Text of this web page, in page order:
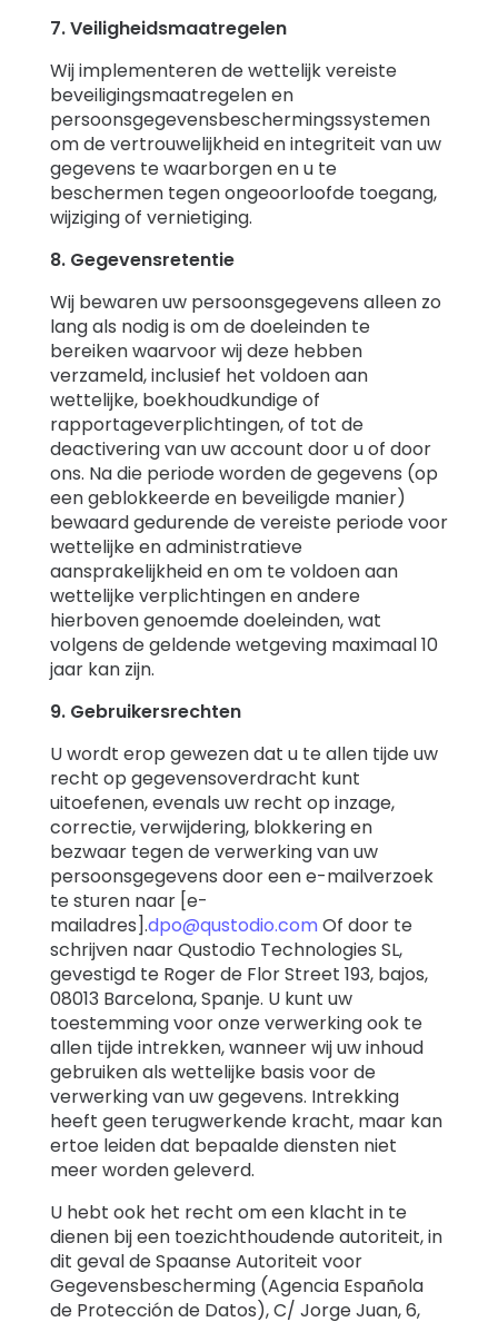
7. Veiligheidsmaatregelen
Wij implementeren de wettelijk vereiste
beveiligingsmaatregelen en
persoonsgegevensbeschermingssystemen
om de vertrouwelijkheid en integriteit van uw
gegevens te waarborgen en u te
beschermen tegen ongeoorloofde toegang,
wijziging of vernietiging.
8. Gegevensretentie
Wij bewaren uw persoonsgegevens alleen zo
lang als nodig is om de doeleinden te
bereiken waarvoor wij deze hebben
verzameld, inclusief het voldoen aan
wettelijke, boekhoudkundige of
rapportageverplichtingen, of tot de
deactivering van uw account door u of door
ons. Na die periode worden de gegevens (op
een geblokkeerde en beveiligde manier)
bewaard gedurende de vereiste periode voor
wettelijke en administratieve
aansprakelijkheid en om te voldoen aan
wettelijke verplichtingen en andere
hierboven genoemde doeleinden, wat
volgens de geldende wetgeving maximaal 10
jaar kan zijn.
9. Gebruikersrechten
U wordt erop gewezen dat u te allen tijde uw
recht op gegevensoverdracht kunt
uitoefenen, evenals uw recht op inzage,
correctie, verwijdering, blokkering en
bezwaar tegen de verwerking van uw
persoonsgegevens door een e-mailverzoek
te sturen naar [e-
mailadres].dpo@qustodio.com Of door te
schrijven naar Qustodio Technologies SL,
gevestigd te Roger de Flor Street 193, bajos,
08013 Barcelona, ​​Spanje. U kunt uw
toestemming voor onze verwerking ook te
allen tijde intrekken, wanneer wij uw inhoud
gebruiken als wettelijke basis voor de
verwerking van uw gegevens. Intrekking
heeft geen terugwerkende kracht, maar kan
ertoe leiden dat bepaalde diensten niet
meer worden geleverd.
U hebt ook het recht om een ​​klacht in te
dienen bij een toezichthoudende autoriteit, in
dit geval de Spaanse Autoriteit voor
Gegevensbescherming (Agencia Española
de Protección de Datos), C/ Jorge Juan, 6,